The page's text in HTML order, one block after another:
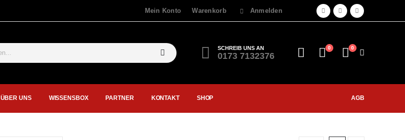
Mein Konto Warenkorb Anmelden
SCHREIB UNS AN
0173 7132376
0 0
ÜBER UNS WISSENSBOX PARTNER KONTAKT SHOP AGB